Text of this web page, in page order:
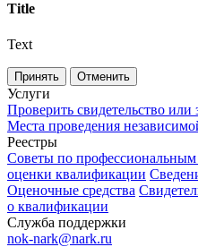
Title
Text
Принять Отменить
Услуги
Проверить свидетельство или
Места проведения
Реестры
Советы по
оценки квалификации
Оценочные средства
о квалификации
Служба поддержки
nok-nark@nark.ru